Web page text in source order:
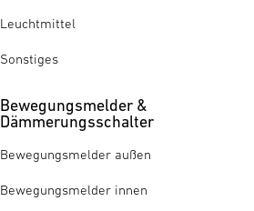
Leuchtmittel
Sonstiges
Bewegungsmelder &
Dämmerungsschalter
Bewegungsmelder außen
Bewegungsmelder innen